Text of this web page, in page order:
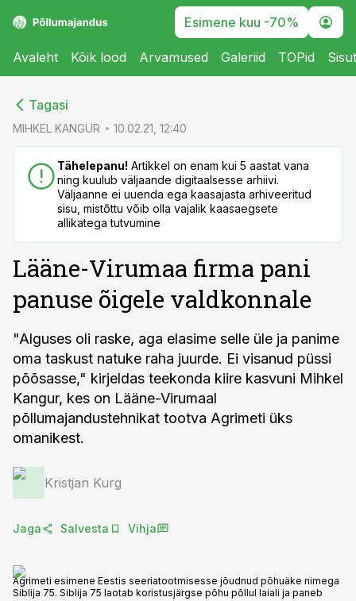
Esimene kuu -70%
Avaleht Kõik lood Arvamused Galeriid TOPid
Tagasi
MIHKEL KANGUR 10.02.21, 12:40
Tähelepanu! Artikkel on enam kui 5 aastat vana
ning kuulub väljaande digitaalsesse arhiivi.
Väljaanne ei uuenda ega kaasajasta arhiveeritud
sisu, mistõttu võib olla vajalik kaasaegsete
allikatega tutvumine
Lääne-Virumaa firma pani
panuse õigele valdkonnale
"Alguses oli raske, aga elasime selle üle ja panime
oma taskust natuke raha juurde. Ei visanud püssi
põõsasse," kirjeldas teekonda kiire kasvuni Mihkel
Kangur, kes on Lääne-Virumaal
põllumajandustehnikat tootva Agrimeti üks
omanikest.
Kristjan Kurg
Jaga Salvesta Vihja
Agrimeti esimene Eestis seeriatootmisesse jõudnud põhuäke nimega
Siblija 75. Siblija 75 laotab koristusjärgse põhu põllul laiali ja paneb